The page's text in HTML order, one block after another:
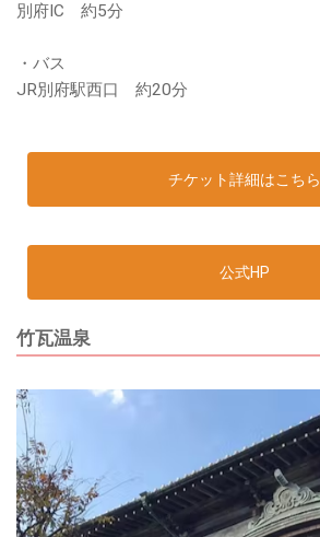
別府IC 約5分
・バス
JR別府駅西口 約20分
チケット詳細はこちら
公式HP
竹瓦温泉